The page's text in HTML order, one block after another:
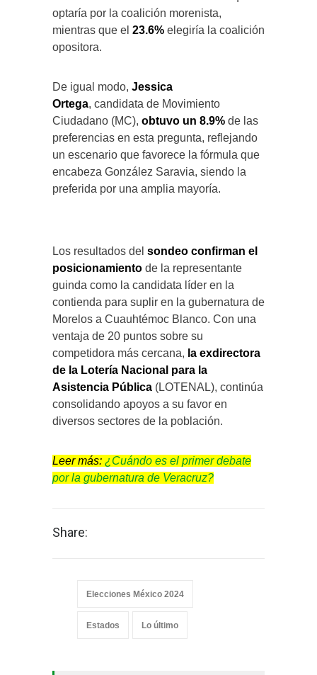
optaría por la coalición morenista,
mientras que el 23.6% elegiría la coalición
opositora.
De igual modo, Jessica
Ortega, candidata de Movimiento
Ciudadano (MC), obtuvo un 8.9% de las
preferencias en esta pregunta, reflejando
un escenario que favorece la fórmula que
encabeza González Saravia, siendo la
preferida por una amplia mayoría.
Los resultados del sondeo confirman el
posicionamiento de la representante
guinda como la candidata líder en la
contienda para suplir en la gubernatura de
Morelos a Cuauhtémoc Blanco. Con una
ventaja de 20 puntos sobre su
competidora más cercana, la exdirectora
de la Lotería Nacional para la
Asistencia Pública (LOTENAL), continúa
consolidando apoyos a su favor en
diversos sectores de la población.
Leer más: ¿Cuándo es el primer debate
por la gubernatura de Veracruz?
Share:
Elecciones México 2024
Estados Lo último